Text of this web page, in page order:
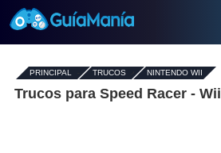
PRINCIPAL - TRUCOS› NINTENDO WII
Trucos para Speed Racer - Wii